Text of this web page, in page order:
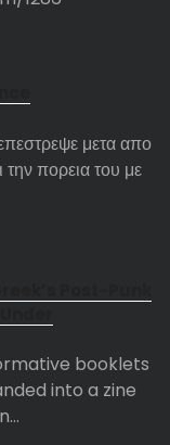
μετα απο
την πορεια του με
booklets
into a zine